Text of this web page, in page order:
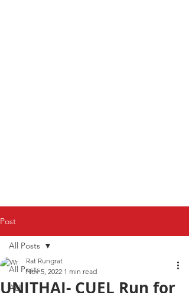
Post
All Posts
ALL
All Posts
UNITHAI- CUEL Run for
Rat Rungrat
Nov 5, 2022 1 min read